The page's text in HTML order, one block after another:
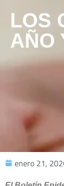
LOS
AÑO
enero 21,